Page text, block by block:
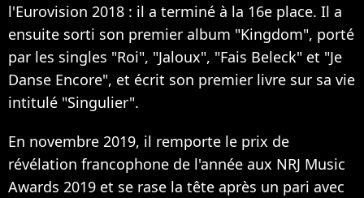
l'Eurovision 2018 : il a terminé à la 16e place. Il a
ensuite sorti son premier album "Kingdom", porté
par les singles "Roi", "Jaloux", "Fais Beleck" et "Je
Danse Encore", et écrit son premier livre sur sa vie
intitulé "Singulier".
En novembre 2019, il remporte le prix de
révélation francophone de l'année aux NRJ Music
Awards 2019 et se rase la tête après un pari avec